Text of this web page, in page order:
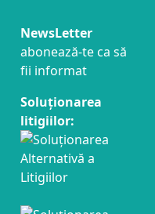
NewsLetter
abonează-te ca să
fii informat
Soluționarea
litigiilor: